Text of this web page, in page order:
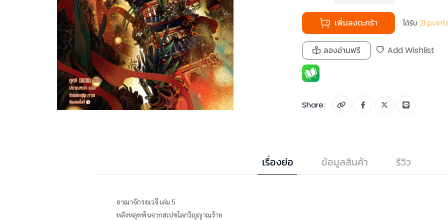
เพิ่มลงตะกร้า ได้รับ 21 points
ลองอ่านฟรี Add Wishlist
Share:
เรื่องย่อ ข้อมูลสินค้า รีวิว
อาณาจักรอเวจี เล่ม 5
หลังหลุดพ้นจากสเปซโลกวิญญาณร้าย